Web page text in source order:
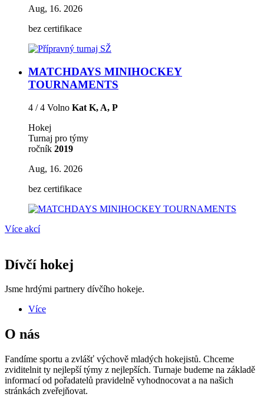
Aug, 16. 2026
bez certifikace
MATCHDAYS MINIHOCKEY
TOURNAMENTS
4 / 4 Volno Kat K, A, P
Hokej
Turnaj pro týmy
ročník 2019
Aug, 16. 2026
bez certifikace
Více akcí
Dívčí hokej
Jsme hrdými partnery dívčího hokeje.
Více
O nás
Fandíme sportu a zvlášť výchově mladých hokejistů. Chceme
zviditelnit ty nejlepší týmy z nejlepších. Turnaje budeme na základě
informací od pořadatelů pravidelně vyhodnocovat a na našich
stránkách zveřejňovat.